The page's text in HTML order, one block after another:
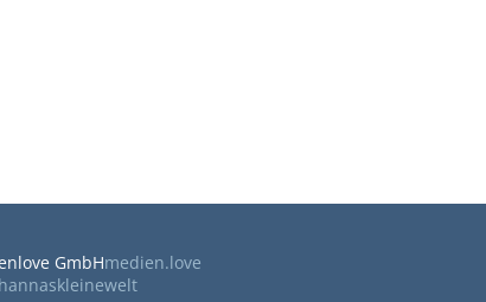
GmbHmedien.love